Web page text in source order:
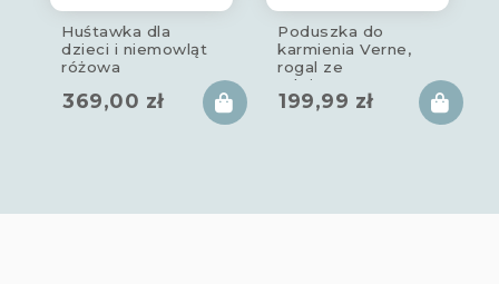
Huśtawka dla
dzieci i niemowląt
różowa
369,00 zł
Poduszka do
karmienia Verne,
rogal ze
zdejmowanym
pokrowcem
199,99 zł